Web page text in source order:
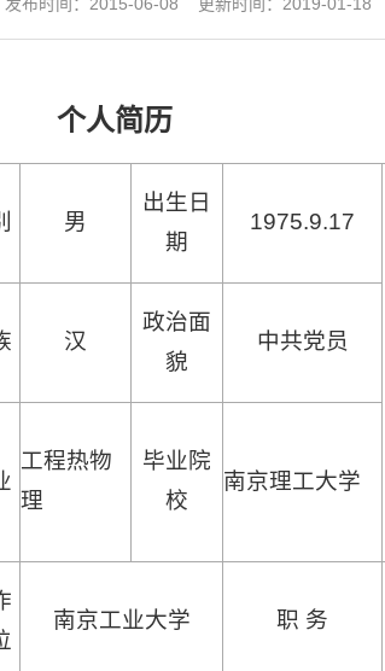
布时间：2015-06-08 更新时间：2019-01-18
个人简历
男
出生日
期
1975.9.17
汉
政治面
貌
中共党员
工程热物
理
毕业院
校
南京理工大学
南京工业大学 职 务